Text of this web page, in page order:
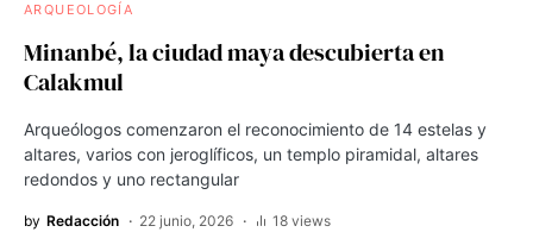
ARQUEOLOGÍA
Minanbé, la ciudad maya descubierta en
Calakmul
Arqueólogos comenzaron el reconocimiento de 14 estelas y
altares, varios con jeroglíficos, un templo piramidal, altares
redondos y uno rectangular
by Redacción 22 junio, 2026 18 views